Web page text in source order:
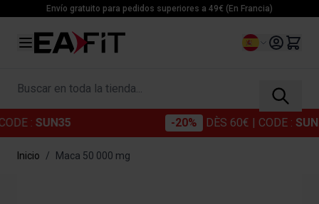
Ir al contenidoEnvío gratuito para pedidos superiores a 49€ (En Francia)
Lenguaje
Buscar en toda la tienda...
DÈS 60€ | CODE : SUN20
Inicio / Maca 50 000 mg